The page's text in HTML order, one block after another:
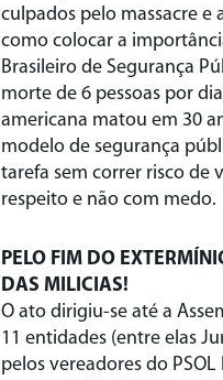
culpados pelo massacre e
como colocar a
Brasileiro de Segurança
morte de 6 pessoas por
americana matou em 30
modelo de segurança
tarefa sem correr risco de
respeito e não com medo.
PELO FIM DO
DAS MILICIAS!
O ato dirigiu-se até a
11 entidades (entre elas
pelos vereadores do